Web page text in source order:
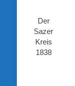
Der
Sazer
Kreis
1838